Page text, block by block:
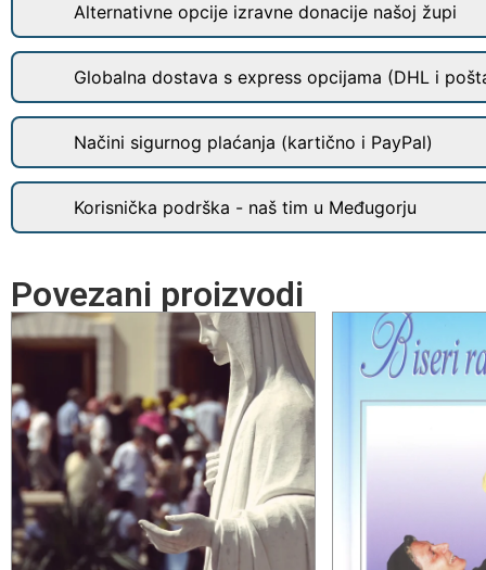
Alternativne opcije izravne donacije našoj župi
Globalna dostava s express opcijama (DHL i
Načini sigurnog plaćanja (kartično i PayPal)
Korisnička podrška - naš tim u Međugorju
Povezani proizvodi